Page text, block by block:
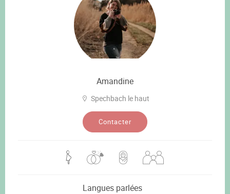
Amandine
Spechbach le haut
Contacter
Langues parlées